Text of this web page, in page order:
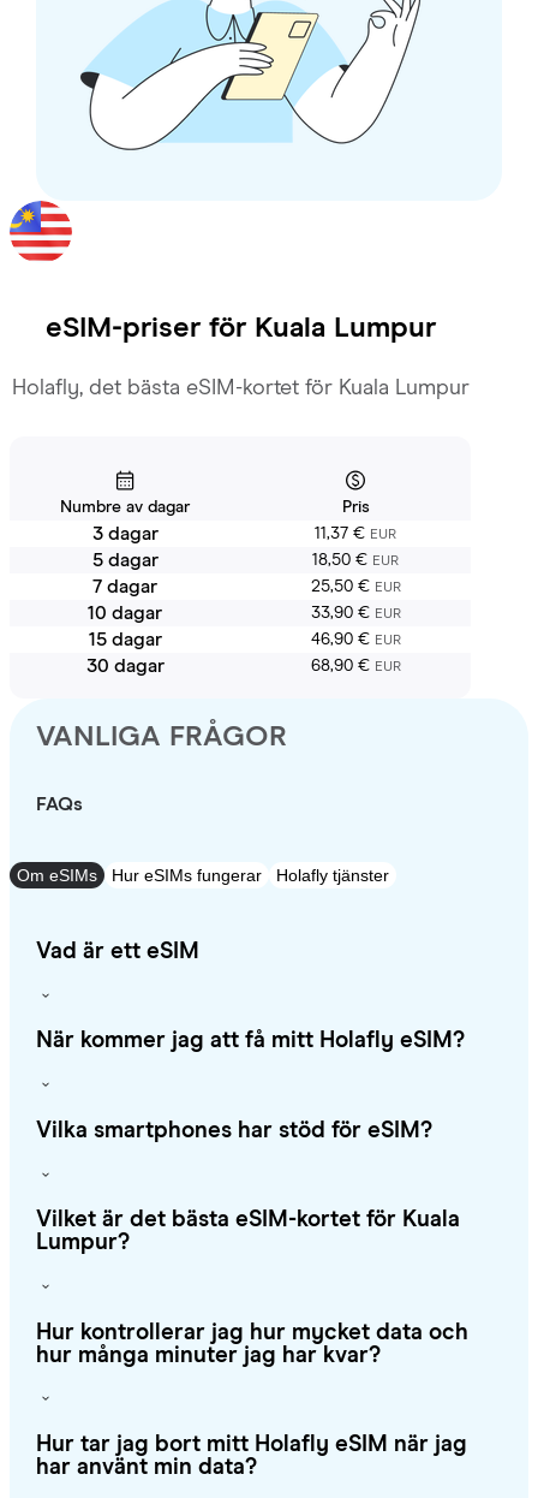
eSIM-priser för Kuala Lumpur
Holafly, det bästa eSIM-kortet för Kuala Lumpur
Numbre av dagar Pris
3 dagar 11,37 € EUR
5 dagar 18,50 € EUR
7 dagar 25,50 € EUR
10 dagar 33,90 € EUR
15 dagar 46,90 € EUR
30 dagar 68,90 € EUR
VANLIGA FRÅGOR
FAQs
Om eSIMs Hur eSIMs fungerar Holafly tjänster
Vad är ett eSIM
När kommer jag att få mitt Holafly eSIM?
Vilka smartphones har stöd för eSIM?
Vilket är det bästa eSIM-kortet för Kuala
Lumpur?
Hur kontrollerar jag hur mycket data och
hur många minuter jag har kvar?
Hur tar jag bort mitt Holafly eSIM när jag
har använt min data?